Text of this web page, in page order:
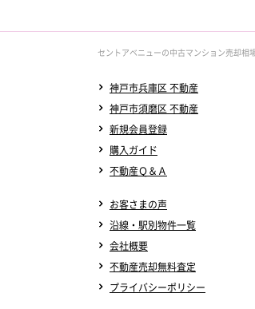
セントアベニューの中古マンション売却相
神戸市兵庫区 不動産
神戸市須磨区 不動産
新規会員登録
購入ガイド
不動産Ｑ＆Ａ
お客さまの声
沿線・駅別物件一覧
会社概要
不動産売却無料査定
プライバシーポリシー